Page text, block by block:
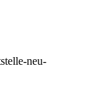
neu-